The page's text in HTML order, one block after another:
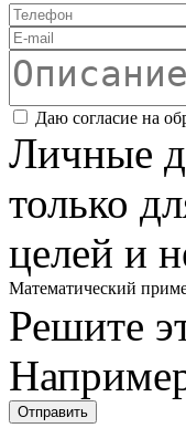
Телефон
E-mail
Описание
Соглашение*
Даю согласие на
Личные
только
целей и
Математический
Решите